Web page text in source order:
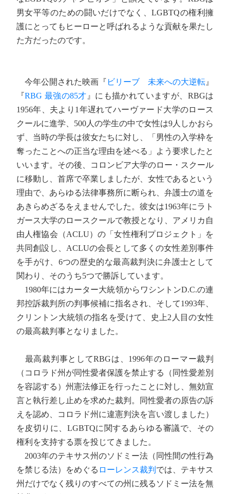
男女平等のための闘いだけでなく、LGBTQの権利擁
護にとってもヒーローと呼ばれるような貢献を果たし
た方だったのです。
今年公開された映画『 ビリーブ 未来への大逆転 』
『RBG 最強の85才 』にも描かれていますが、RBGは
1956年、夫より1年遅れてハーヴァード大学のロース
クールに進学、500人の学生の中で女性は9人しかおら
ず、当時の学長は彼女たちに対し、「男性の入学枠を
奪ったことへの正当な理由を述べる」よう要求したと
いいます。その後、コロンビア大学のロー・スクール
に移動し、首席で卒業しましたが、女性であるという
理由で、あらゆる法律事務所に断られ、弁護士の道を
あきらめざるをえませんでした。彼女は1963年にラト
ガース大学のロースクールで教授となり、アメリカ自
由人権協会（ACLU）の「女性権利プロジェクト」を
共同創設し、ACLUの会長として多くの女性差別事件
を手がけ、6つの歴史的な最高裁判決に弁護士として
関わり、そのうち5つで勝訴しています。
1980年にはカーター大統領からワシントンD.C.の連
邦控訴裁判所の判事候補に指名され、そして1993年、
クリントン大統領の指名を受けて、史上2人目の女性
の最高裁判事となりました。
最高裁判事としてRBGは、1996年のローマー裁判
（コロラド州が同性愛者保護を禁止する（同性愛差別
を容認する）州憲法修正を行ったことに対し、無効宣
言と執行差し止めを求めた裁判。同性愛者の原告の訴
えを認め、コロラド州に違憲判決を言い渡しました）
を皮切りに、LGBTQに関するあらゆる審議で、その
権利を支持する票を投じてきました。
2003年のテキサス州のソドミー法（同性間の性行為
を禁じる法）をめぐる ローレンス裁判 では、テキサス
州だけでなく残りのすべての州に残るソドミー法を無